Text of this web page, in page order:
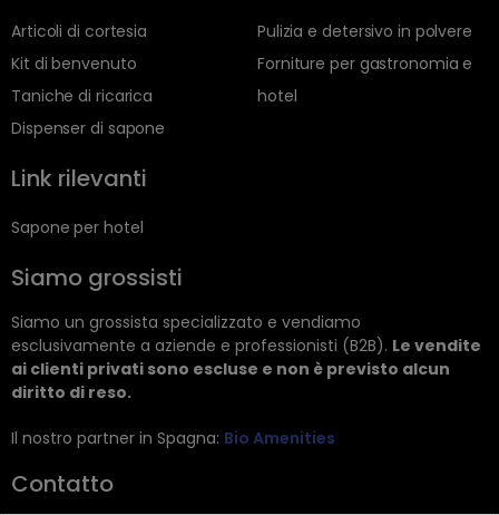
Articoli di cortesia
Kit di benvenuto
Taniche di ricarica
Dispenser di sapone
Pulizia e detersivo in polvere
Forniture per gastronomia e
hotel
Link rilevanti
Sapone per hotel
Siamo grossisti
Siamo un grossista specializzato e vendiamo
esclusivamente a aziende e professionisti (B2B). Le vendite
ai clienti privati sono escluse e non è previsto alcun
diritto di reso.
Il nostro partner in Spagna: Bio Amenities
Contatto